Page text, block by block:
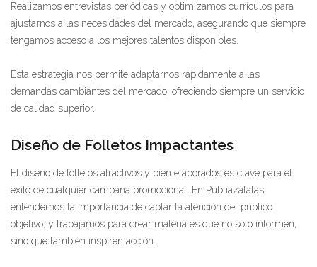
Realizamos entrevistas periódicas y optimizamos currículos para
ajustarnos a las necesidades del mercado, asegurando que siempre
tengamos acceso a los mejores talentos disponibles.
Esta estrategia nos permite adaptarnos rápidamente a las
demandas cambiantes del mercado, ofreciendo siempre un servicio
de calidad superior.
Diseño de Folletos Impactantes
El diseño de folletos atractivos y bien elaborados es clave para el
éxito de cualquier campaña promocional. En Publiazafatas,
entendemos la importancia de captar la atención del público
objetivo, y trabajamos para crear materiales que no solo informen,
sino que también inspiren acción.